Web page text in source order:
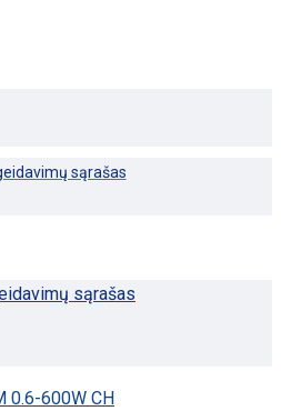
sąrašas
sąrašas
0.6-600W CH